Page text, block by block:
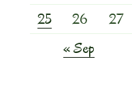
25
26 27
« Sep